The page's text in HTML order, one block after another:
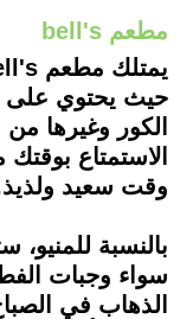
مطعم bell's
حيث يحتوي على
الكور وغيرها من
الاستمتاع
وقت سعيد
سواء وجبات
الذهاب في